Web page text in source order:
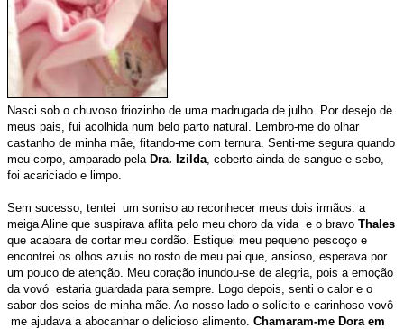
Nasci sob o chuvoso friozinho de uma madrugada de julho. Por desejo de
meus pais, fui acolhida num belo parto natural.
Lembro-me do olhar
castanho de minha mãe, fitando-me com ternura. Senti-me segura quando
meu corpo, amparado pela Dra. Izilda , coberto ainda de sangue e sebo,
foi acariciado e limpo.
Sem sucesso, tentei um sorriso ao reconhecer meus dois irmãos: a
meiga Aline que suspirava aflita pelo meu choro da vida e o bravo Thales
que acabara de cortar meu cordão. Estiquei meu pequeno pescoço e
encontrei os olhos azuis no rosto de meu pai que, ansioso, esperava por
um pouco de atenção. Meu coração inundou-se de alegria, pois a emoção
da vovó estaria guardada para sempre. Logo depois, senti o calor e o
sabor dos seios de minha mãe. Ao nosso lado o solícito e carinhoso vovô
me ajudava a abocanhar o delicioso alimento. Chamaram-me Dora em